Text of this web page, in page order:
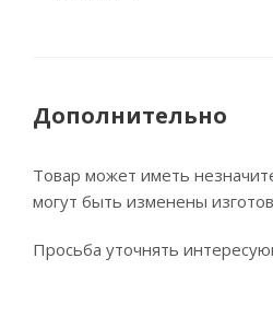
Дополнительно
Товар может иметь
могут быть изменены
Просьба уточнять